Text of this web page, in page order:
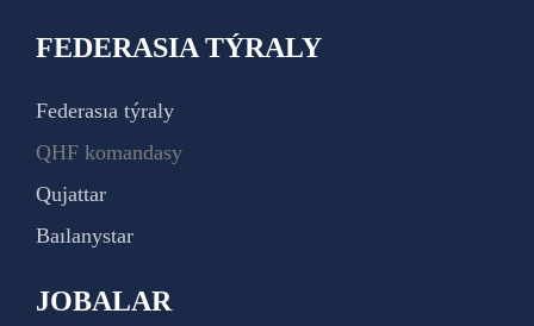
FEDERASIA TÝRALY
Federasıa týraly
QHF komandasy
Qujattar
Baılanystar
JOBALAR